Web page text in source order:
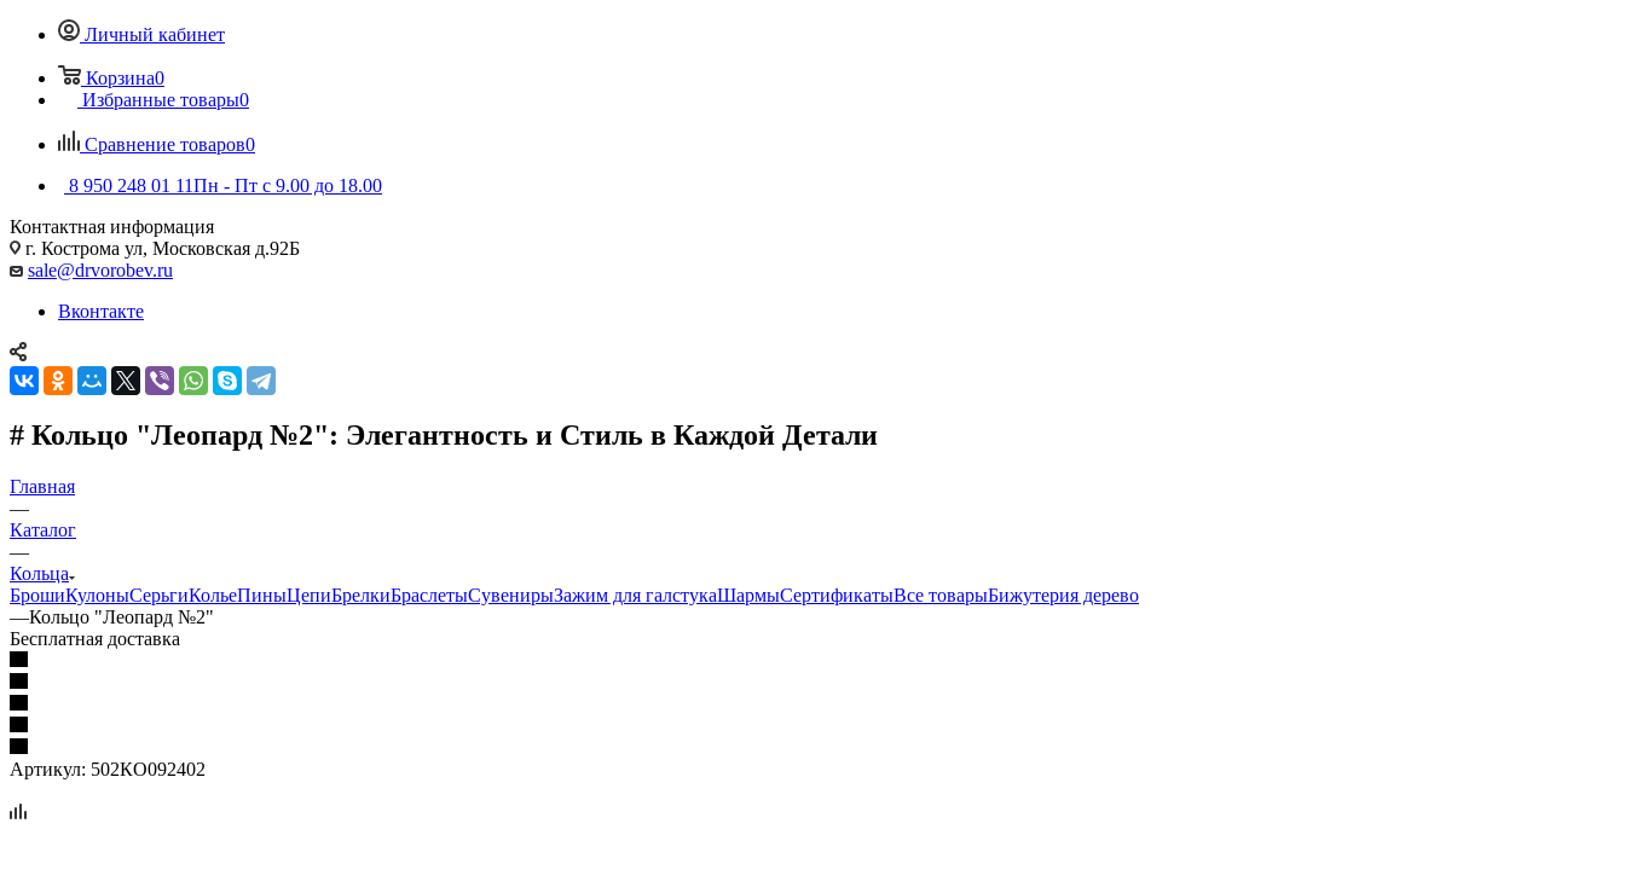
Личный кабинет
Корзина0
Избранные товары0
Сравнение товаров0
8 950 248 01 11Пн - Пт с 9.00 до 18.00
Контактная информация
г. Кострома ул, Московская д.92Б
sale@drvorobev.ru
Вконтакте
# Кольцо "Леопард №2": Элегантность и Стиль в Каждой Детали
Главная
—
Каталог
—
Кольца
БрошиКулоныСерьгиКольеПиныЦепиБрелкиБраслетыСувенирыЗажим для галстукаШармыСертификатыВсе товарыБижутерия дерево
—Кольцо "Леопард №2"
Бесплатная доставка
Артикул: 502КО092402